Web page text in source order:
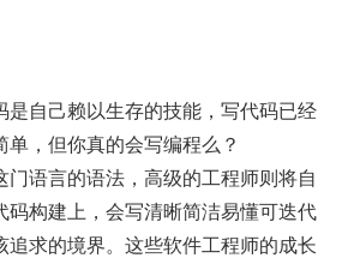
是自己赖以生存的技能，写代码已经
，但你真的会写编程么？
门语言的语法，高级的工程师则将自
码构建上，会写清晰简洁易懂可迭代
追求的境界。这些软件工程师的成长